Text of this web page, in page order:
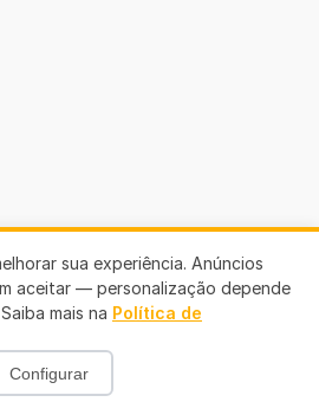
sua experiência. Anúncios
aceitar — personalização depende
mais na Política de
Configurar